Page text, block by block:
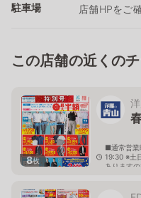
駐車場 店舗HPをご
この店舗の近くの
8枚
■通常営業
19:30 ※土
あります